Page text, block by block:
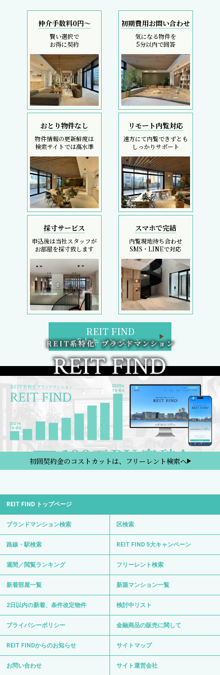
仲介手数料0円～
賢い選択で
お得に契約
初期費用お問い合わせ
気になる物件を
5分以内で回答
おとり物件なし
物件情報の更新鮮度は
検索サイトでは高水準
リモート内覧対応
遠方にて内覧できずとも
しっかりサポート
採寸サービス
申込後は当社スタッフが
お部屋を採寸致します
スマホで完結
内覧現地待ち合わせ
SMS・LINEで対応
REIT FIND
5大キャンペーン
初回契約金のコストカットは、フリーレント検索へ
REIT FIND トップページ
ブランドマンション検索 区検索
路線・駅検索 REIT FIND 5大キャンペーン
週間／閲覧ランキング フリーレント検索
新着部屋一覧 新築マンション一覧
2日以内の新着、条件改定物件 検討中リスト
プライバシーポリシー 金融商品の販売に関して
REIT FINDからのお知らせ サイトマップ
お問い合わせ サイト運営会社